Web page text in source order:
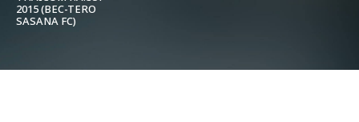
2015 (BEC-TERO
SASANA FC)